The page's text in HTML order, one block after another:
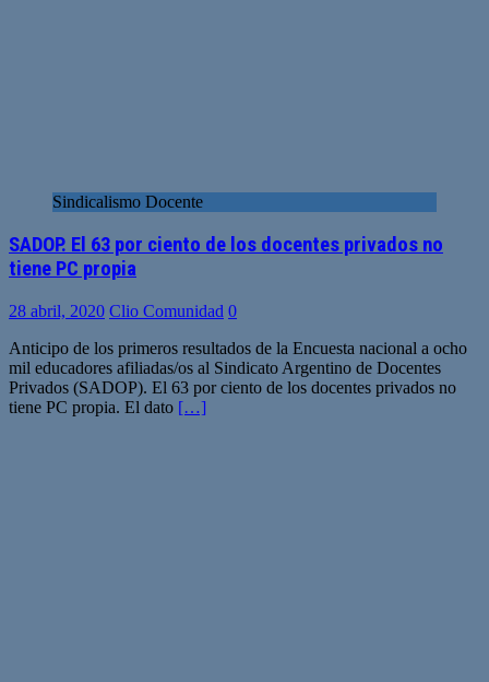
Sindicalismo Docente
SADOP. El 63 por ciento de los docentes privados no
tiene PC propia
28 abril, 2020 Clio Comunidad 0
Anticipo de los primeros resultados de la Encuesta nacional a ocho
mil educadores afiliadas/os al Sindicato Argentino de Docentes
Privados (SADOP). El 63 por ciento de los docentes privados no
tiene PC propia. El dato […]